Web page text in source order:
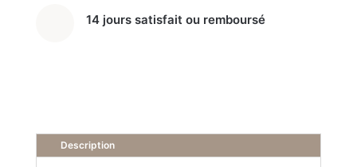
14 jours satisfait ou remboursé
Description